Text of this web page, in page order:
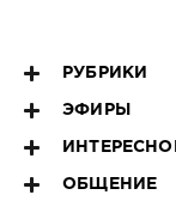
РУБРИКИ
ЭФИРЫ
ОБЩЕНИЕ